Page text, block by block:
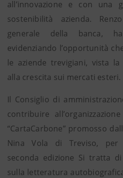
all’innovazione e con una
sostenibilità azienda.
generale della banca,
evidenziando l’opportunità
le aziende trevigiani, vista
alla crescita sui mercati esteri.
Il Consiglio di
contribuire
“CartaCarbone” promosso
Nina Vola di Treviso, per
seconda edizione Si tratta
sulla letteratura